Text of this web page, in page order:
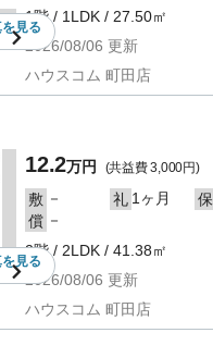
見る
1階 / 1LDK / 27.50㎡
2026/08/06 更新
ハウスコム 町田店
見る
12.2万円 (共益費 3,000円)
敷 － 礼 1ヶ月 保
償 －
2階 / 2LDK / 41.38㎡
2026/08/06 更新
ハウスコム 町田店